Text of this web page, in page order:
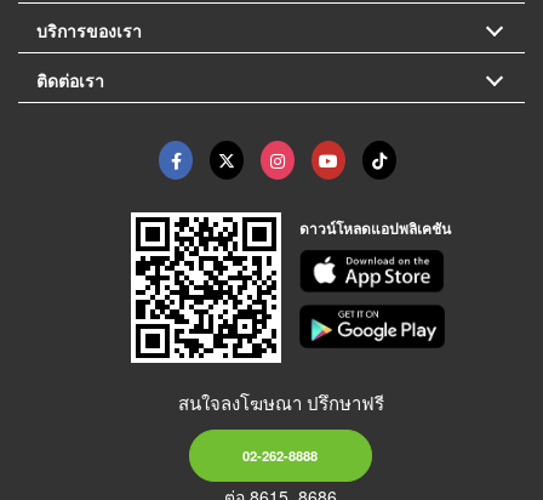
บริการของเรา
ติดต่อเรา
ดาวน์โหลดแอปพลิเคชัน
สนใจลงโฆษณา ปรึกษาฟรี
02-262-8888